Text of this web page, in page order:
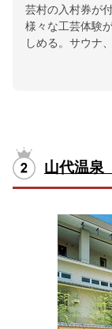
芸村の入村券が
様々な工芸体験
しめる。サウナ
山代温